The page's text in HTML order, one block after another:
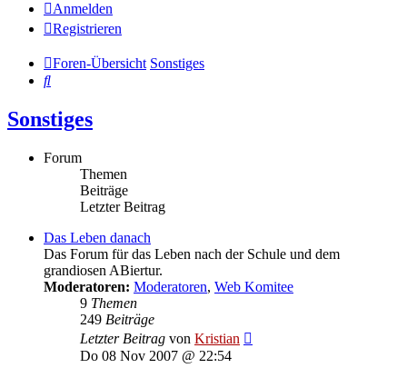
Anmelden
Registrieren
Foren-Übersicht Sonstiges
Suche
Sonstiges
Forum
Themen
Beiträge
Letzter Beitrag
Das Leben danach
Das Forum für das Leben nach der Schule und dem
grandiosen ABiertur.
Moderatoren: Moderatoren, Web Komitee
9 Themen
249 Beiträge
Letzter Beitrag von Kristian
Do 08 Nov 2007 @ 22:54